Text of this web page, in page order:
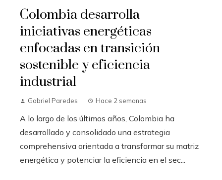
Colombia desarrolla
iniciativas energéticas
enfocadas en transición
sostenible y eficiencia
industrial
Gabriel Paredes Hace 2 semanas
A lo largo de los últimos años, Colombia ha
desarrollado y consolidado una estrategia
comprehensiva orientada a transformar su matriz
energética y potenciar la eficiencia en el sec...